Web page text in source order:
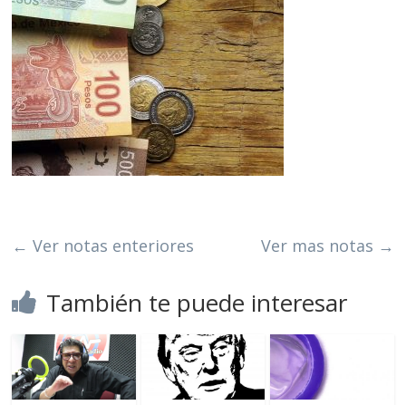
← Ver notas enteriores Ver mas notas →
También te puede interesar